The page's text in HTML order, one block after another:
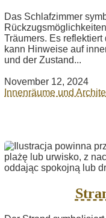
Das Schlafzimmer
Träumers. Es
kann Hinweise auf
und der Zustand...
November 12, 2024
Innenräume und